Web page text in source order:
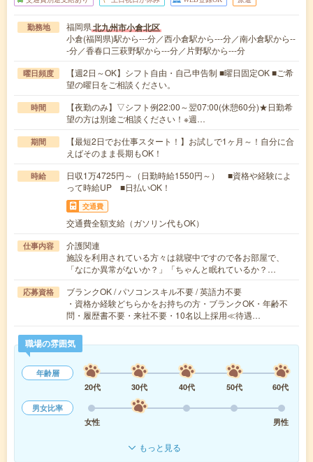
勤務地 福岡県北九州市小倉北区
小倉(福岡県)駅から---分／西小倉駅から---分／南小倉駅から--
-分／香春口三萩野駅から---分／片野駅から---分
曜日頻度
【週2日～OK】シフト自由・自己申告制 ■曜日固定OK ■ご希
望の曜日をご相談ください。
時間
【夜勤のみ】▽シフト例22:00～翌07:00(休憩60分)★日勤希
望の方は別途ご相談ください！※週…
期間
【最短2日でお仕事スタート！】お試しで1ヶ月～！自分に合
えばそのまま長期もOK！
時給
日収1万4725円～（日勤時給1550円～） ■資格や経験によ
って時給UP ■日払いOK！
交通費
交通費全額支給（ガソリン代もOK）
仕事内容
介護関連
施設を利用されている方々は就寝中ですので各お部屋で、
「なにか異常がないか？」「ちゃんと眠れているか？…
応募資格
ブランクOK / パソコンスキル不要 / 英語力不要
・資格か経験どちらかをお持ちの方・ブランクOK・年齢不
問・履歴書不要・来社不要・10名以上採用≪待遇…
職場の雰囲気
年齢層
20代
30代 40代 50代
60代
男女比率
女性
男性
もっと見る